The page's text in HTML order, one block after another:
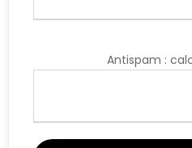
Antispam :